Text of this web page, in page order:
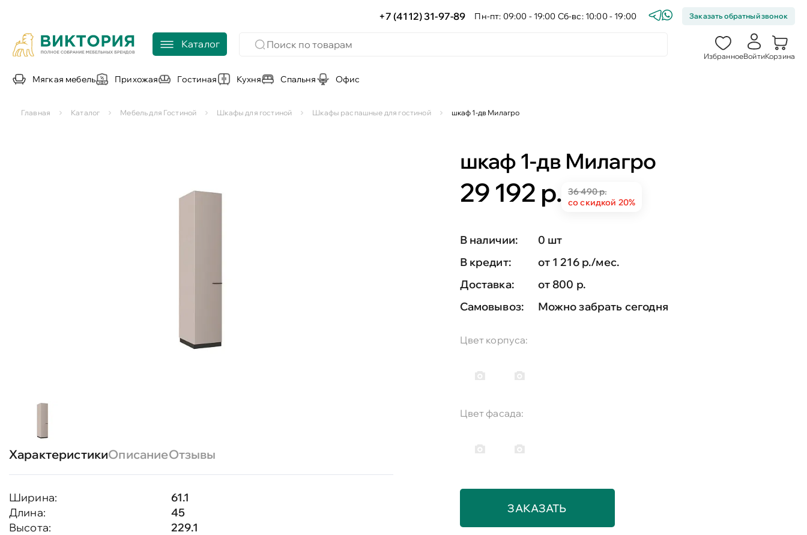
+7 (4112) 31-97-89 Пн-пт: 09:00 - 19:00 Сб-вс: 10:00 - 19:00 Заказать обратный звонок
Каталог
ИзбранноеВойтиКорзина
Мягкая мебель Прихожая Гостиная Кухня Спальня Офис
Главная Каталог Мебель для Гостиной Шкафы для гостиной Шкафы распашные для гостиной шкаф 1-дв Милагро
ХарактеристикиОписаниеОтзывы
Ширина:
61.1
Длина:
45
Высота:
229.1
шкаф 1-дв Милагро
29 192 р.
36 490 р.
со скидкой 20%
В наличии:
0 шт
В кредит:
от 1 216 р./мес.
Доставка:
от 800 р.
Самовывоз:
Можно забрать сегодня
Цвет корпуса:
Цвет фасада:
ЗАКАЗАТЬ